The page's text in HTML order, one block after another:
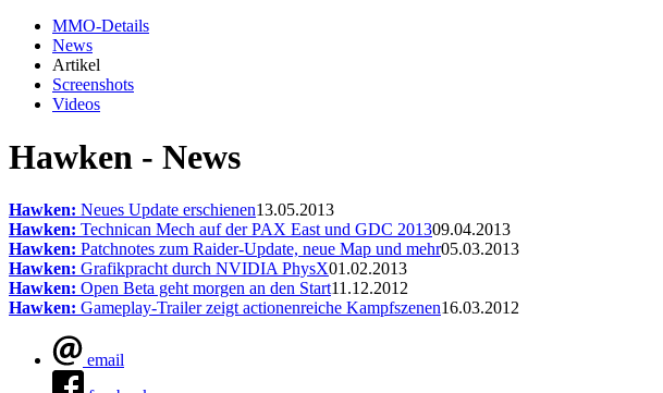
MMO-Details
News
Artikel
Screenshots
Videos
Hawken - News
Hawken: Neues Update erschienen13.05.2013
Hawken: Technican Mech auf der PAX East und GDC 201309.04.2013
Hawken: Patchnotes zum Raider-Update, neue Map und mehr05.03.2013
Hawken: Grafikpracht durch NVIDIA PhysX01.02.2013
Hawken: Open Beta geht morgen an den Start11.12.2012
Hawken: Gameplay-Trailer zeigt actionenreiche Kampfszenen16.03.2012
email